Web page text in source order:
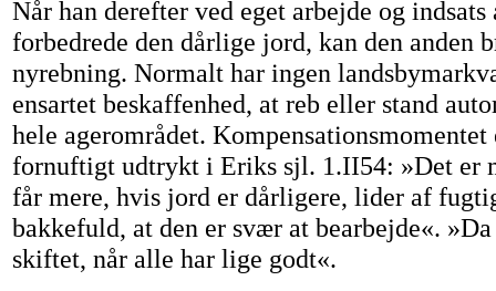
Når han derefter ved eget arbejde og indsats
forbedrede den dårlige jord, kan den anden
nyrebning. Normalt har ingen
ensartet beskaffenhed, at reb eller stand
hele agerområdet.
fornuftigt udtrykt i Eriks sjl. 1.II54: »Det er
får mere, hvis jord er dårligere, lider af
bakkefuld, at den er svær at bearbejde«.
skiftet, når alle har lige godt«.